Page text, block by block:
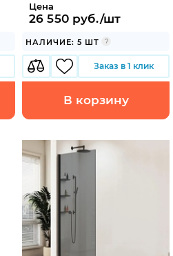
Цена
26 550 руб./шт
НАЛИЧИЕ: 5 ШТ
Заказ в 1 клик
В корзину